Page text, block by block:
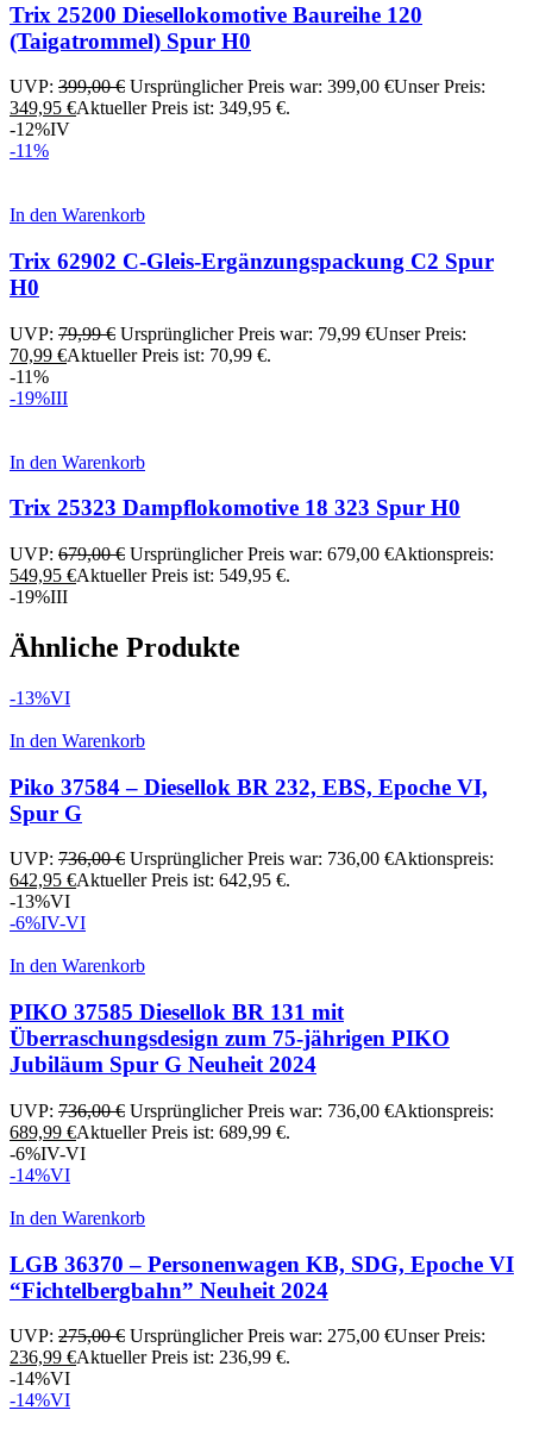
Trix 25200 Diesellokomotive Baureihe 120
(Taigatrommel) Spur H0
UVP: 399,00€ Ursprünglicher Preis war: 399,00 €Unser Preis:
349,95 €Aktueller Preis ist: 349,95 €.
-12%IV
-11%
In den Warenkorb
Trix 62902 C-Gleis-Ergänzungspackung C2 Spur
H0
UVP: 79,99€ Ursprünglicher Preis war: 79,99 €Unser Preis:
70,99 €Aktueller Preis ist: 70,99 €.
-11%
-19%III
In den Warenkorb
Trix 25323 Dampflokomotive 18 323 Spur H0
UVP: 679,00€ Ursprünglicher Preis war: 679,00 €Aktionspreis:
549,95 €Aktueller Preis ist: 549,95 €.
-19%III
Ähnliche Produkte
-13%VI
In den Warenkorb
Piko 37584 – Diesellok BR 232, EBS, Epoche VI,
Spur G
UVP: 736,00€ Ursprünglicher Preis war: 736,00 €Aktionspreis:
642,95 €Aktueller Preis ist: 642,95 €.
-13%VI
-6%IV-VI
In den Warenkorb
PIKO 37585 Diesellok BR 131 mit
Überraschungsdesign zum 75-jährigen PIKO
Jubiläum Spur G Neuheit 2024
UVP: 736,00€ Ursprünglicher Preis war: 736,00 €Aktionspreis:
689,99 €Aktueller Preis ist: 689,99 €.
-6%IV-VI
-14%VI
In den Warenkorb
LGB 36370 – Personenwagen KB, SDG, Epoche VI
“Fichtelbergbahn” Neuheit 2024
UVP: 275,00€ Ursprünglicher Preis war: 275,00 €Unser Preis:
236,99 €Aktueller Preis ist: 236,99 €.
-14%VI
-14%VI